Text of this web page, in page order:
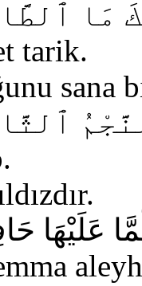
أَدْرَىٰكَ مَا
tarik.
sana
لَّمَّا عَلَيْهَا